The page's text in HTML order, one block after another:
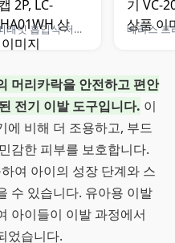
아띠래빗 흡입식 저소음 아기바리깡 + 빗살캡 2P, LC-23HA01WH
머리카락을 안전하고 편안
전기 이발 도구입니다. 이
에 비해 더 조용하고, 부드
감한 피부를 보호합니다.
여 아이의 성장 단계와 스
수 있습니다. 유아용 이발
아이들이 이발 과정에서
었습니다.